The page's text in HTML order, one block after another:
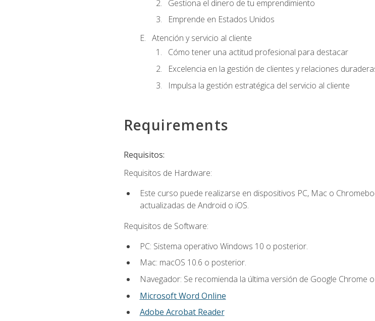
Gestiona el dinero de tu emprendimiento
Emprende en Estados Unidos
Atención y servicio al cliente
Cómo tener una actitud profesional para destacar
Excelencia en la gestión de clientes y relaciones
Impulsa la gestión estratégica del servicio al cliente
Requirements
Requisitos:
Requisitos de Hardware:
Este curso puede realizarse en dispositivos PC, Mac o
actualizadas de Android o iOS.
Requisitos de Software:
PC: Sistema operativo Windows 10 o posterior.
Mac: macOS 10.6 o posterior.
Navegador: Se recomienda la última versión de Google
Microsoft Word Online
Adobe Acrobat Reader